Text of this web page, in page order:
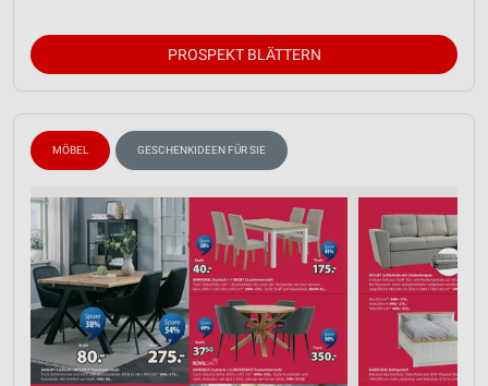
PROSPEKT BLÄTTERN
MÖBEL GESCHENKIDEEN FÜR SIE